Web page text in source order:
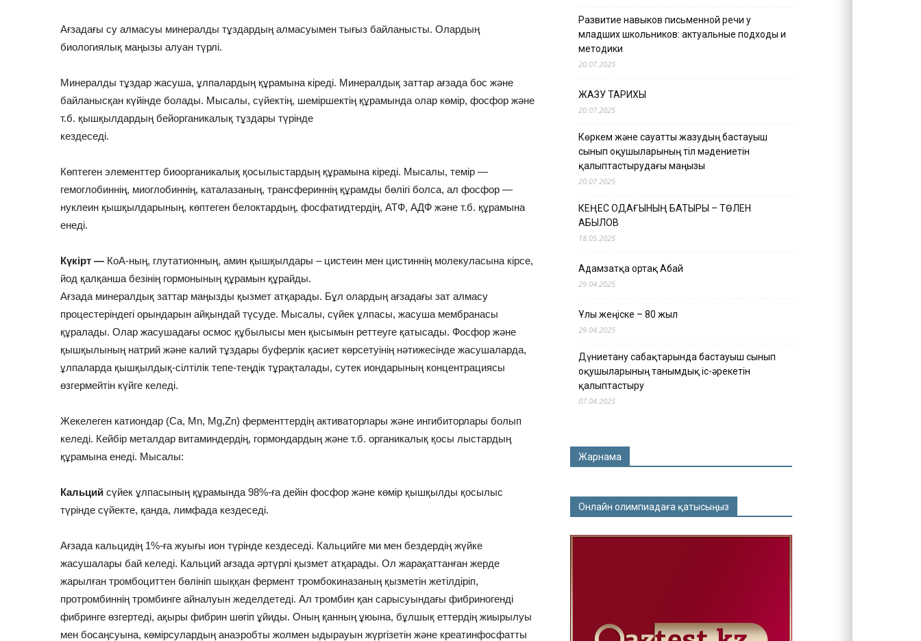
Ағзадағы су алмасуы минералды тұздардың алмасуымен тығыз байланысты. Олардың
биологиялық маңызы алуан түрлі.
Минералды тұздар жасуша, ұлпалардың құрамына кіреді. Минералдық заттар ағзада бос жəне
байланысқан күйінде болады. Мысалы, сүйектің, шеміршектің құрамында олар көмір, фосфор жəне
т.б. қышқылдардың бейорганикалық тұздары түрінде
кездеседі.
Көптеген элементтер биоорганикалық қосылыстардың құрамына кіреді. Мысалы, темір —
гемоглобиннің, миоглобиннің, каталазаның, трансфериннің құрамды бөлігі болса, ал фосфор —
нуклеин қышқылдарының, көптеген белоктардың, фосфатидтердің, АТФ, АДФ жəне т.б. құрамына
енеді.
Күкірт — КоА-ның, глутатионның, амин қышқылдары – цистеин мен цистиннің молекуласына кірсе,
йод қалқанша безінің гормонының құрамын құрайды.
Ағзада минералдық заттар маңызды қызмет атқарады. Бұл олардың ағзадағы зат алмасу
процестеріндегі орындарын айқындай түсуде. Мысалы, сүйек ұлпасы, жасуша мембранасы
құралады. Олар жасушадағы осмос құбылысы мен қысымын реттеуге қатысады. Фосфор жəне
қышқылының натрий жəне калий тұздары буферлік қасиет көрсетуінің нəтижесінде жасушаларда,
ұлпаларда қышқылдық-сілтілік тепе-теңдік тұрақталады, сутек иондарының концентрациясы
өзгермейтін күйге келеді.
Жекелеген катиондар (Са, Mn, Mg,Zn) ферменттердің активаторлары жəне ингибиторлары болып
келеді. Кейбір металдар витаминдердің, гормондардың жəне т.б. органикалық қосы лыстардың
құрамына енеді. Мысалы:
Кальций сүйек ұлпасының құрамында 98%-ға дейін фосфор жəне көмір қышқылды қосылыс
түрінде сүйекте, қанда, лимфада кездеседі.
Ағзада кальцидің 1%-ға жуығы ион түрінде кездеседі. Кальцийге ми мен бездердің жүйке
жасушалары бай келеді. Кальций ағзада əртүрлі қызмет атқарады. Ол жарақаттанған жерде
жарылған тромбоциттен бөлініп шыққан фермент тромбокиназаның қызметін жетілдіріп,
протромбиннің тромбинге айналуын жеделдетеді. Ал тромбин қан сарысуындағы фибриногенді
фибринге өзгертеді, ақыры фибрин шөгіп ұйиды. Оның қанның ұюына, бұлшық еттердің жиырылуы
мен босаңсуына, көмірсулардың анаэробты жолмен ыдырауын жүргізетін жəне креатинфосфатты
Развитие навыков письменной речи у
младших школьников: актуальные подходы и
методики
20.07.2025
ЖАЗУ ТАРИХЫ
20.07.2025
Көркем және сауатты жазудың бастауыш
сынып оқушыларының тіл мәдениетін
қалыптастырудағы маңызы
20.07.2025
КЕҢЕС ОДАҒЫНЫҢ БАТЫРЫ – ТӨЛЕН
ҚАБЫЛОВ
18.05.2025
Адамзатқа ортақ Абай
29.04.2025
Ұлы жеңіске – 80 жыл
29.04.2025
Дүниетану сабақтарында бастауыш сынып
оқушыларының танымдық іс-әрекетін
қалыптастыру
07.04.2025
Жарнама
Онлайн олимпиадаға қатысыңыз